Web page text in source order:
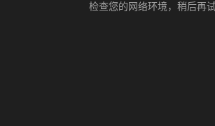
检查您的网络环境，稍后再试